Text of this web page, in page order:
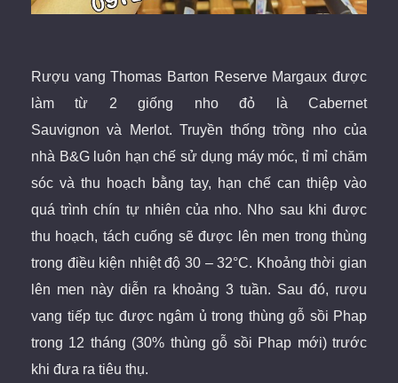
Rượu vang Thomas Barton Reserve Margaux được
làm từ 2 giống nho đỏ là Cabernet
Sauvignon và Merlot. Truyền thống trồng nho của
nhà B&G luôn hạn chế sử dụng máy móc, tỉ mỉ chăm
sóc và thu hoạch bằng tay, hạn chế can thiệp vào
quá trình chín tự nhiên của nho. Nho sau khi được
thu hoạch, tách cuống sẽ được lên men trong thùng
trong điều kiện nhiệt độ 30 – 32°C. Khoảng thời gian
lên men này diễn ra khoảng 3 tuần. Sau đó, rượu
vang tiếp tục được ngâm ủ trong thùng gỗ sồi Phap
trong 12 tháng (30% thùng gỗ sồi Phap mới) trước
khi đưa ra tiêu thụ.